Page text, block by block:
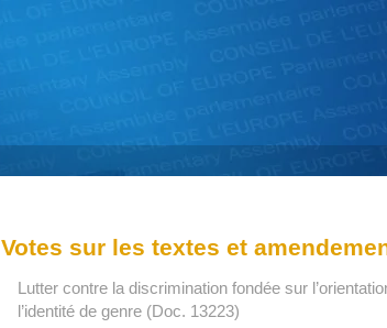
Votes sur les textes et
Lutter contre la discrimination fondée sur
l’identité de genre (Doc. 13223)